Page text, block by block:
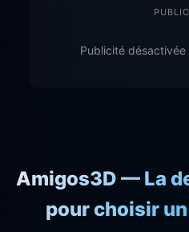
Publicité
Amigos3D — La
pour choisir